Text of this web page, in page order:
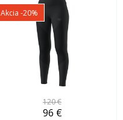
Akcia -20%
120 €
96 €